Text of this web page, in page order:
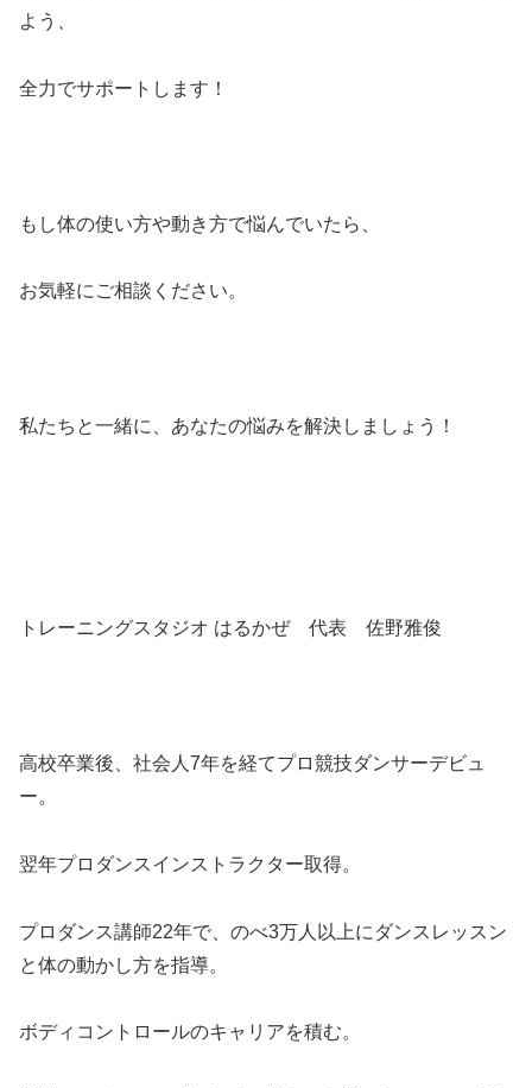
よう、
全力でサポートします！
もし体の使い方や動き方で悩んでいたら、
お気軽にご相談ください。
私たちと一緒に、あなたの悩みを解決しましょう！
トレーニングスタジオ はるかぜ 代表 佐野雅俊
高校卒業後、社会人7年を経てプロ競技ダンサーデビュ
ー。
翌年プロダンスインストラクター取得。
プロダンス講師22年で、のべ3万人以上にダンスレッスン
と体の動かし方を指導。
ボディコントロールのキャリアを積む。